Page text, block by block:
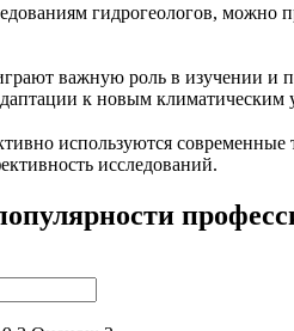
гидрогеологов, можно
важную роль в изучении и
к новым климатическим
используются
исследований.